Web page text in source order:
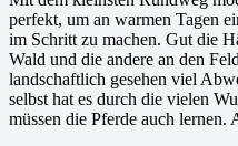
perfekt, um an warmen Tagen
im Schritt zu machen. Gut die
Wald und die andere an den
landschaftlich gesehen viel
selbst hat es durch die vielen
müssen die Pferde auch lernen.